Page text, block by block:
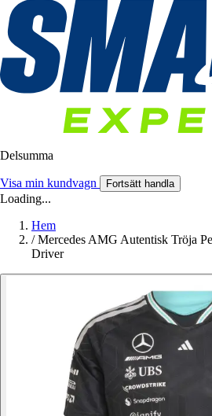
Delsumma
Visa min kundvagn Fortsätt handla
Loading...
Hem
/ Mercedes AMG Autentisk Tröja
Driver